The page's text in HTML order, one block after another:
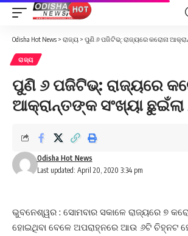
Odisha Hot News > ରାଜ୍ୟ > ପୁଣି ୬ ପଜିଟିଭ୍‌: ରାଜ୍ୟରେ କରୋନା
ରାଜ୍ୟ
ପୁଣି ୬ ପଜିଟିଭ୍‌: ରାଜ୍ୟରେ
ଆକ୍ରାନ୍ତଙ୍କ ସଂଖ୍ୟା ଛୁଇଁଲା
Last updated: April 20, 2020 3:34 pm
Odisha Hot News
ଭୁବନେଶ୍ୱର : ସୋମବାର ସକାଳେ ରାଜ୍ୟରେ ୭
ହୋଇଥିବା ବେଳେ ଅପରାହ୍ନରେ ଆଉ ୬ଟି ଚିହ୍ନଟ